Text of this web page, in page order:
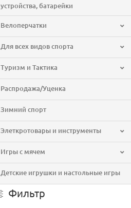
устройства, батарейки
Велоперчатки
Для всех видов спорта
Туризм и Тактика
Распродажа/Уценка
Зимний спорт
Элеткротовары и инструменты
Игры с мячем
Детские игрушки и настольные игры
Фильтр